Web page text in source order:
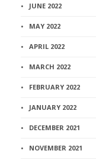
JUNE 2022
MAY 2022
APRIL 2022
MARCH 2022
FEBRUARY 2022
JANUARY 2022
DECEMBER 2021
NOVEMBER 2021